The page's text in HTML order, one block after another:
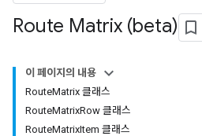
Route Matrix (beta)
이 페이지의 내용
RouteMatrix 클래스
RouteMatrixRow 클래스
RouteMatrixItem 클래스